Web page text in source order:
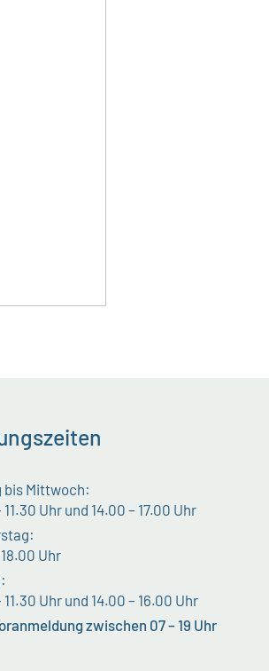
bis Mittwoch:
Uhr und 14.00 – 17.00 Uhr
Uhr
Uhr und 14.00 – 16.00 Uhr
zwischen 07 – 19 Uhr